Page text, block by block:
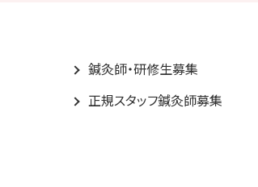
鍼灸師・研修生募集
正規スタッフ鍼灸師募集